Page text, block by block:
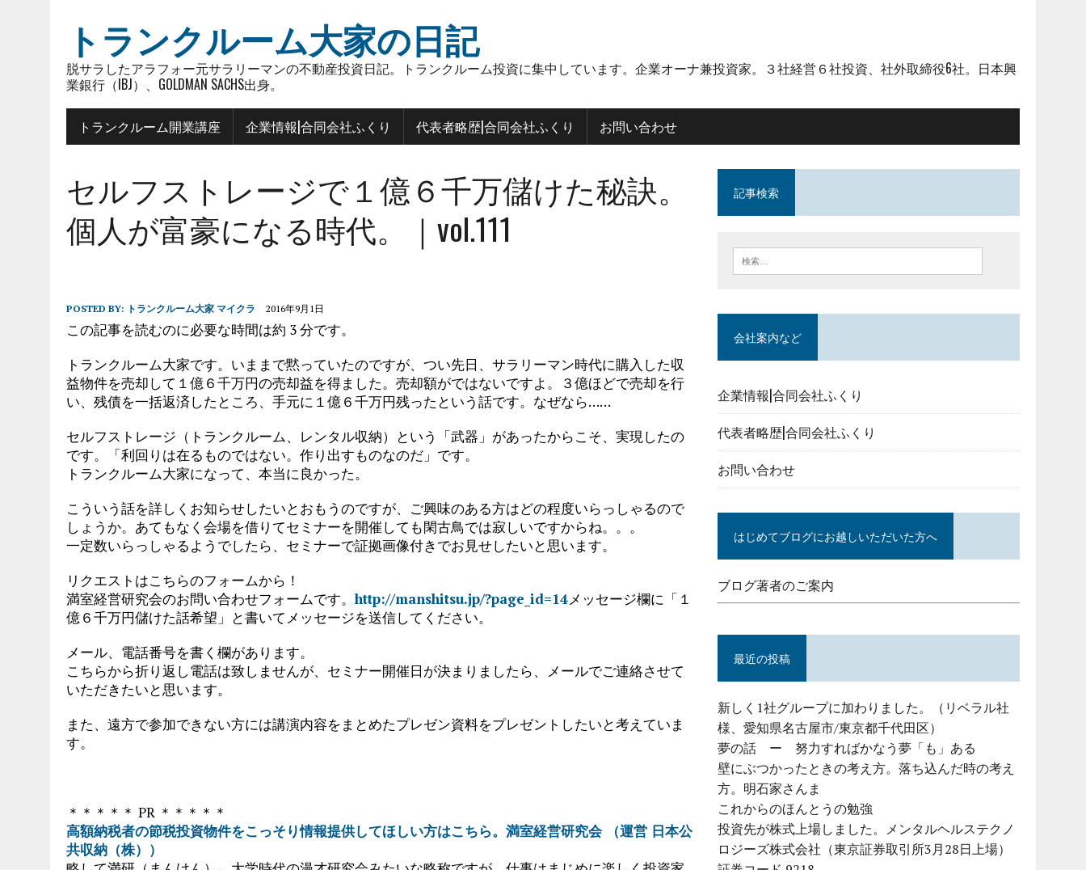
トランクルーム大家の日記
脱サラしたアラフォー元サラリーマンの不動産投資日記。トランクルーム投資に集中しています。企業オーナ兼投資家。３社経営６社投資、社外取締役6社。日本興
業銀行（IBJ）、GOLDMAN SACHS出身。
トランクルーム開業講座 企業情報|合同会社ふくり 代表者略歴|合同会社ふくり お問い合わせ
セルフストレージで１億６千万儲けた秘訣。
個人が富豪になる時代。｜vol.111
POSTED BY: トランクルーム大家 マイクラ 2016年9月1日
この記事を読むのに必要な時間は約 3 分です。
トランクルーム大家です。いままで黙っていたのですが、つい先日、サラリーマン時代に購入した収
益物件を売却して１億６千万円の売却益を得ました。売却額がではないですよ。３億ほどで売却を行
い、残債を一括返済したところ、手元に１億６千万円残ったという話です。なぜなら……
セルフストレージ（トランクルーム、レンタル収納）という「武器」があったからこそ、実現したの
です。「利回りは在るものではない。作り出すものなのだ」です。
トランクルーム大家になって、本当に良かった。
こういう話を詳しくお知らせしたいとおもうのですが、ご興味のある方はどの程度いらっしゃるので
しょうか。あてもなく会場を借りてセミナーを開催しても閑古鳥では寂しいですからね。。。
一定数いらっしゃるようでしたら、セミナーで証拠画像付きでお見せしたいと思います。
リクエストはこちらのフォームから！
満室経営研究会のお問い合わせフォームです。http://manshitsu.jp/?page_id=14メッセージ欄に「１
億６千万円儲けた話希望」と書いてメッセージを送信してください。
メール、電話番号を書く欄があります。
こちらから折り返し電話は致しませんが、セミナー開催日が決まりましたら、メールでご連絡させて
いただきたいと思います。
また、遠方で参加できない方には講演内容をまとめたプレゼン資料をプレゼントしたいと考えていま
す。
＊＊＊＊＊ PR ＊＊＊＊＊
高額納税者の節税投資物件をこっそり情報提供してほしい方はこちら。満室経営研究会 （運営 日本公
共収納（株））
記事検索
会社案内など
企業情報|合同会社ふくり
代表者略歴|合同会社ふくり
お問い合わせ
はじめてブログにお越しいただいた方へ
ブログ著者のご案内
最近の投稿
新しく1社グループに加わりました。（リベラル社
様、愛知県名古屋市/東京都千代田区）
夢の話 ー 努力すればかなう夢「も」ある
壁にぶつかったときの考え方。落ち込んだ時の考え
方。明石家さんま
これからのほんとうの勉強
投資先が株式上場しました。メンタルヘルステクノ
ロジーズ株式会社（東京証券取引所3月28日上場）